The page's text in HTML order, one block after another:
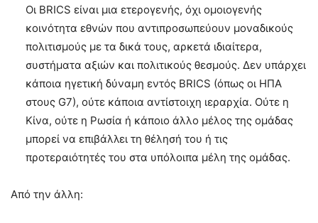
Οι BRICS είναι μια ετερογενής, όχι ομοιογενής
κοινότητα εθνών που αντιπροσωπεύουν μοναδικούς
πολιτισμούς με τα δικά τους, αρκετά ιδιαίτερα,
συστήματα αξιών και πολιτικούς θεσμούς. Δεν υπάρχει
κάποια ηγετική δύναμη εντός BRICS (όπως οι ΗΠΑ
στους G7), ούτε κάποια αντίστοιχη ιεραρχία. Ούτε η
Κίνα, ούτε η Ρωσία ή κάποιο άλλο μέλος της ομάδας
μπορεί να επιβάλλει τη θέλησή του ή τις
προτεραιότητές του στα υπόλοιπα μέλη της ομάδας.
Από την άλλη: